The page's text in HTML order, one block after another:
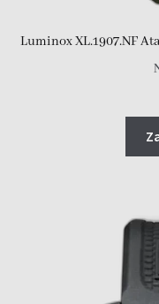
Luminox XL.1907.NF